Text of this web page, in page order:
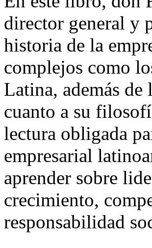
director general y
historia de la
complejos como
Latina, además
cuanto a su
lectura obligada
empresarial
aprender sobre
crecimiento,
responsabilidad